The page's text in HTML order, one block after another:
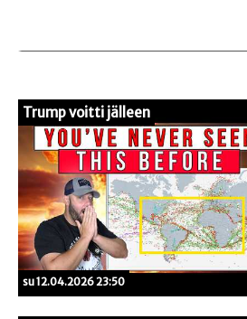
Trump voitti jälleen
su 12.04.2026 23:50